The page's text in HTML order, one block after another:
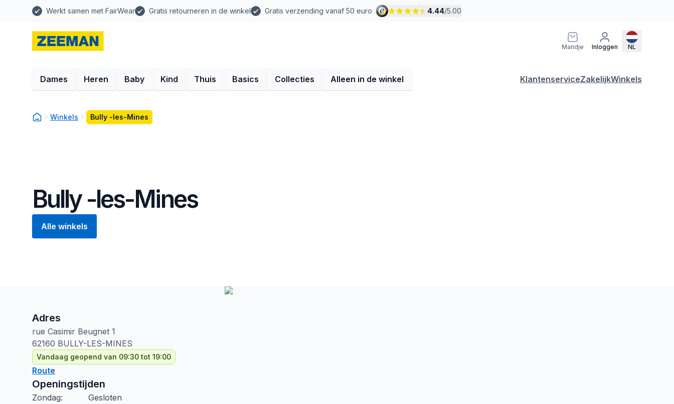
Werkt samen met FairWear Gratis retourneren in de winkel Gratis verzending vanaf 50 euro 4.44/5.00
Mandje Inloggen NL
Dames Heren Baby Kind Thuis Basics Collecties Alleen in de winkel KlantenserviceZakelijkWinkels
Winkels Bully -les-Mines
Bully -les-Mines
Alle winkels
Adres
rue Casimir Beugnet 1
62160 BULLY-LES-MINES
Vandaag geopend van 09:30 tot 19:00
Route
Openingstijden
Zondag:
Gesloten